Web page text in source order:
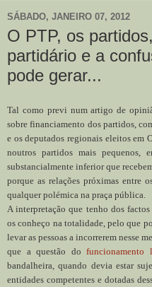
SÁBADO, JANEIRO 07, 2012
O PTP, os
partidário e a
pode gerar...
Tal como previ num artigo de
sobre financiamento dos partidos,
e os deputados regionais eleitos em
noutros partidos mais pequenos,
substancialmente inferior que
porque as relações próximas entre
qualquer polémica na praça pública.
A interpretação que tenho dos
os conheço na totalidade, pelo que
levar as pessoas a incorrerem nesse
que a questão dofuncionamento
bandalheira, quando devia estar
entidades competentes e dotadas